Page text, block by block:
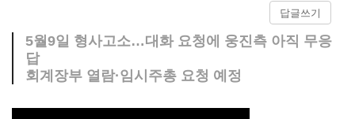
답글쓰기
5월9일 형사고소…대화 요청에 웅진측 아직 무응
답
회계장부 열람·임시주총 요청 예정